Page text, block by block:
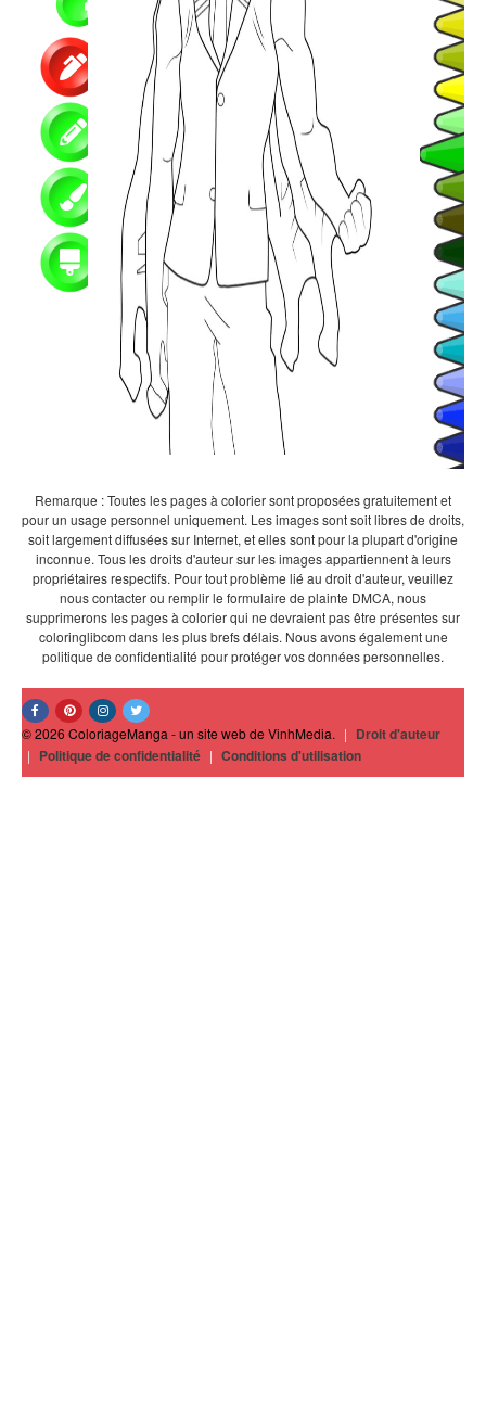
Remarque : Toutes les pages à colorier sont proposées gratuitement et
pour un usage personnel uniquement. Les images sont soit libres de droits,
soit largement diffusées sur Internet, et elles sont pour la plupart d'origine
inconnue. Tous les droits d'auteur sur les images appartiennent à leurs
propriétaires respectifs. Pour tout problème lié au droit d'auteur, veuillez
nous contacter ou remplir le formulaire de plainte DMCA, nous
supprimerons les pages à colorier qui ne devraient pas être présentes sur
coloringlibcom dans les plus brefs délais. Nous avons également une
politique de confidentialité pour protéger vos données personnelles.
© 2026 ColoriageManga - un site web de VinhMedia. | Droit d'auteur
| Politique de confidentialité | Conditions d'utilisation